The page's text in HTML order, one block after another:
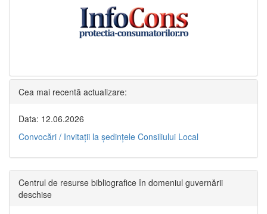
Cea mai recentă actualizare:
Data: 12.06.2026
Convocări / Invitaţii la şedinţele Consiliului Local
Centrul de resurse bibliografice în domeniul guvernării
deschise